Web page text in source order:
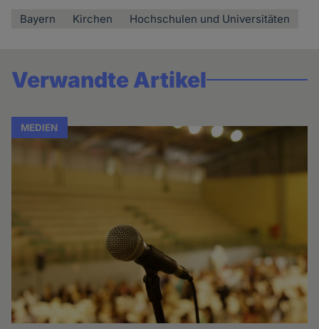
Bayern Kirchen Hochschulen und Universitäten
Verwandte Artikel
MEDIEN